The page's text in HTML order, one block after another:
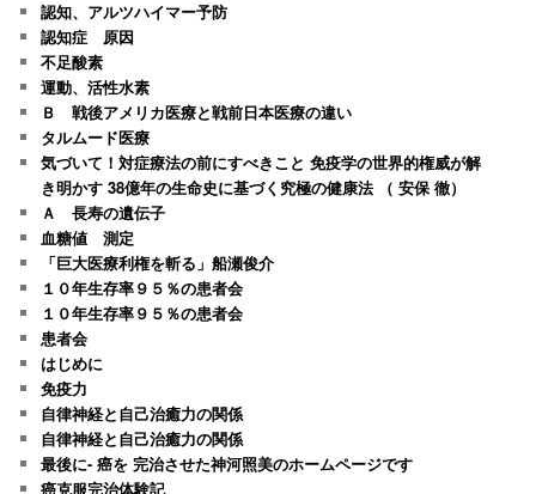
認知、アルツハイマー予防
認知症 原因
不足酸素
運動、活性水素
Ｂ 戦後アメリカ医療と戦前日本医療の違い
タルムード医療
気づいて！対症療法の前にすべきこと 免疫学の世界的権威が解
き明かす 38億年の生命史に基づく究極の健康法 （ 安保 徹）
Ａ 長寿の遺伝子
血糖値 測定
「巨大医療利権を斬る」船瀬俊介
１０年生存率９５％の患者会
１０年生存率９５％の患者会
患者会
はじめに
免疫力
自律神経と自己治癒力の関係
自律神経と自己治癒力の関係
最後に- 癌を 完治させた神河照美のホームページです
癌克服完治体験記